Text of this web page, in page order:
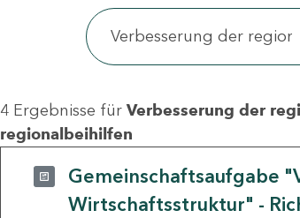
4 Ergebnisse für Verbesserung der
regionalbeihilfen
Gemeinschaftsaufgabe
Wirtschaftsstruktur" -